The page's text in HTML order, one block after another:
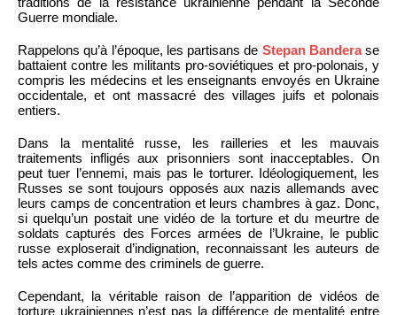
Guerre mondiale.
Rappelons qu’à l’époque, les partisans de Stepan Banderase
battaient contre les militants pro-soviétiques et pro-polonais, y
compris les médecins et les enseignants envoyés en Ukraine
occidentale, et ont massacré des villages juifs et polonais
entiers.
Dans la mentalité russe, les railleries et les mauvais
traitements infligés aux prisonniers sont inacceptables. On
peut tuer l’ennemi, mais pas le torturer. Idéologiquement, les
Russes se sont toujours opposés aux nazis allemands avec
leurs camps de concentration et leurs chambres à gaz. Donc,
si quelqu’un postait une vidéo de la torture et du meurtre de
soldats capturés des Forces armées de l’Ukraine, le public
russe exploserait d’indignation, reconnaissant les auteurs de
tels actes comme des criminels de guerre.
Cependant, la véritable raison de l’apparition de vidéos de
torture ukrainiennes n’est pas la différence de mentalité entre